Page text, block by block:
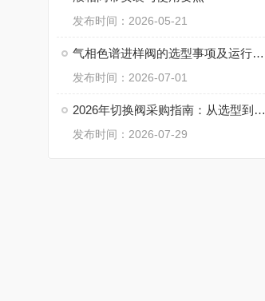
发布时间：2026-05-21
气相色谱进样阀的选型事项及运行注意要点
发布时间：2026-07-01
2026年切换阀采购指南：从选型到驱动方式全维度解析
发布时间：2026-07-29